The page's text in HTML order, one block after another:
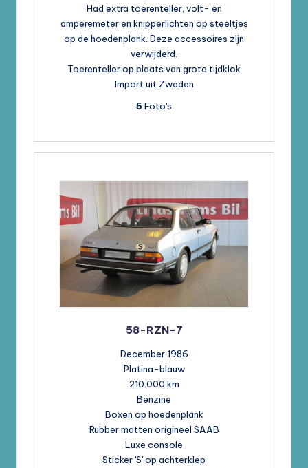
Had extra toerenteller, volt- en
amperemeter en knipperlichten op steeltjes
op de hoedenplank. Deze accessoires zijn
verwijderd.
Toerenteller op plaats van grote tijdklok
Import uit Zweden
5 Foto's
58-RZN-7
December 1986
Platina-blauw
210.000 km
Benzine
Boxen op hoedenplank
Rubber matten origineel SAAB
Luxe console
Sticker 'S' op achterklep